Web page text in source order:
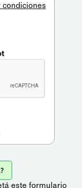
este formulario